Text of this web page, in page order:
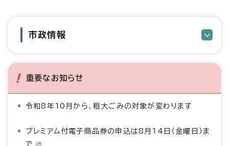
市政情報
重要なお知らせ
令和8年10月から、粗大ごみの対象が変わります
プレミアム付電子商品券の申込は8月14日（金曜日）ま
で